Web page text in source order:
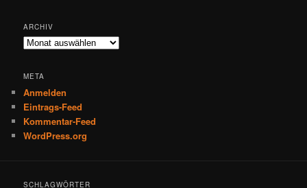
ARCHIV
Archiv
META
Anmelden
Eintrags-Feed
Kommentar-Feed
WordPress.org
SCHLAGWÖRTER